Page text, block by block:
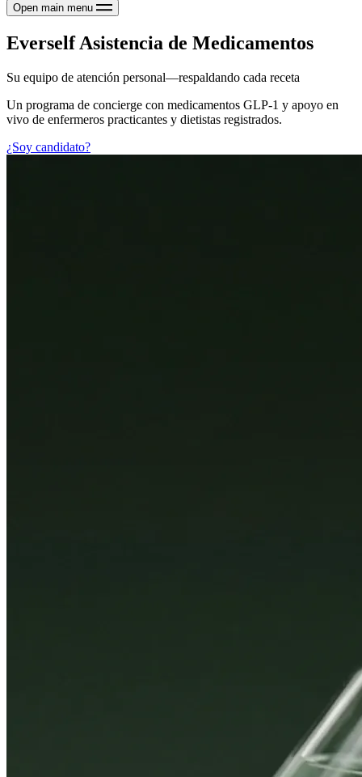
Open main menu
Everself Asistencia de Medicamentos
Su equipo de atención personal—respaldando cada receta
Un programa de concierge con medicamentos GLP-1 y apoyo en
vivo de enfermeros practicantes y dietistas registrados.
¿Soy candidato?